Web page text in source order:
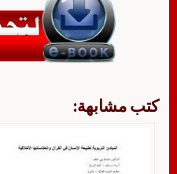
كتب مشابهة: